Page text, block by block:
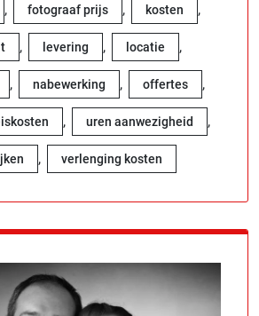
, fotograaf prijs , kosten ,
, levering , locatie ,
, nabewerking , offertes ,
, uren aanwezigheid ,
, verlenging kosten